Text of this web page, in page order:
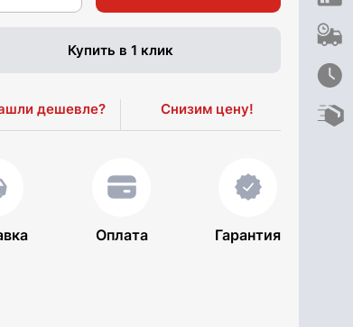
Купить в 1 клик
дешевле? Снизим цену!
Оплата Гарантия